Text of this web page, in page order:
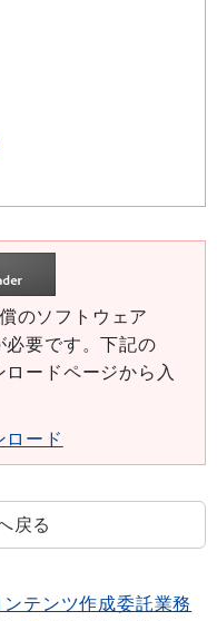
のソフトウェア
必要です。下記の
ードページから入
ード
戻る
テンツ作成委託業務